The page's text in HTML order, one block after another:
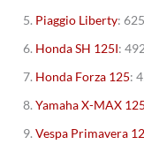
Piaggio Liberty:
Honda SH 125I:
Honda Forza 125:
Yamaha X-MAX 125
Vespa Primavera